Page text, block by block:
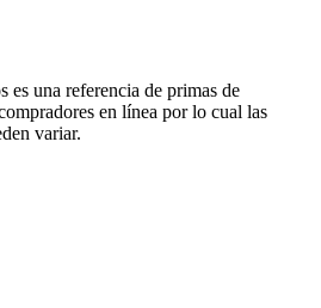
es una referencia de primas de
en línea por lo cual las
variar.